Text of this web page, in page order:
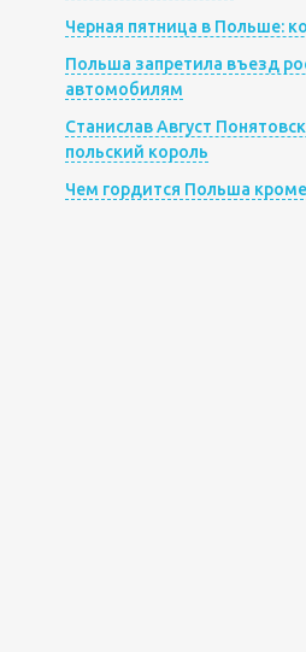
Черная пятница в Польше:
Польша запретила въезд
автомобилям
Станислав Август
польский король
Чем гордится Польша